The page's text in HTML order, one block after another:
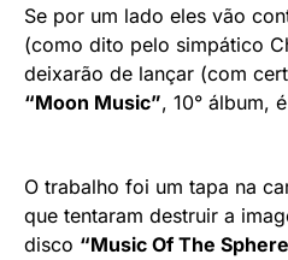
Se por um lado eles vão
(como dito pelo simpático
deixarão de lançar (com
“Moon Music”, 10° álbum,
O trabalho foi um tapa na
que tentaram destruir a
disco “Music Of The